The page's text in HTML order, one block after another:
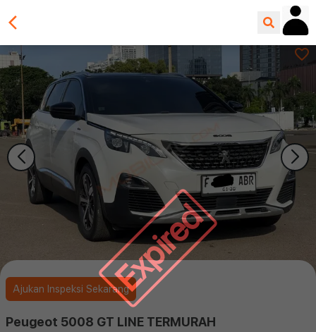
Expired
Ajukan Inspeksi Sekarang
Peugeot 5008 GT LINE TERMURAH